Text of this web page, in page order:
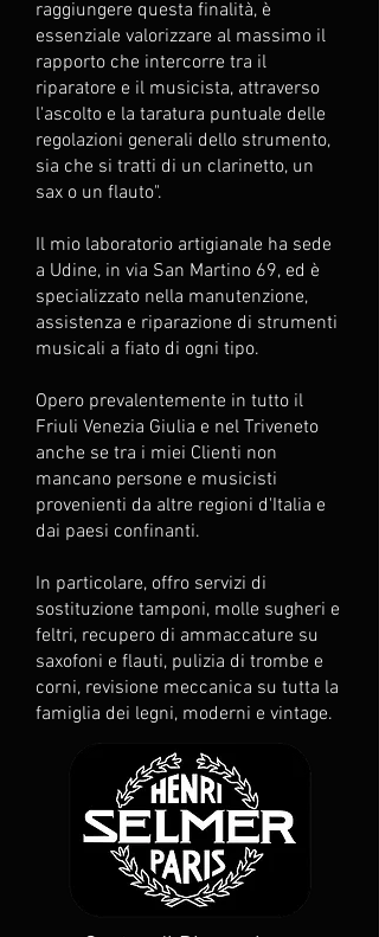
raggiungere questa finalità, è
essenziale valorizzare al massimo il
rapporto che intercorre tra il
riparatore e il musicista, attraverso
l'ascolto e la taratura puntuale delle
regolazioni generali dello strumento,
sia che si tratti di un clarinetto, un
sax o un flauto".
Il mio laboratorio artigianale ha sede
a Udine, in via San Martino 69, ed è
specializzato nella manutenzione,
assistenza e riparazione di strumenti
musicali a fiato di ogni tipo.
Opero prevalentemente in tutto il
Friuli Venezia Giulia e nel Triveneto
anche se tra i miei Clienti non
mancano persone e musicisti
provenienti da altre regioni d'Italia e
dai paesi confinanti.
In particolare, offro servizi di
sostituzione tamponi, molle sugheri e
feltri, recupero di ammaccature su
saxofoni e flauti, pulizia di trombe e
corni, revisione meccanica su tutta la
famiglia dei legni, moderni e vintage.